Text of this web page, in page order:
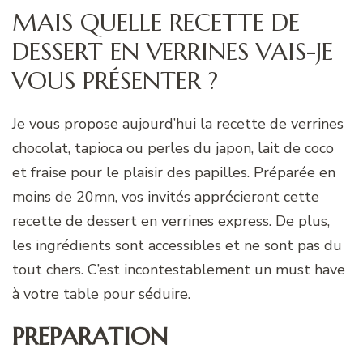
MAIS QUELLE RECETTE DE
DESSERT EN VERRINES VAIS-JE
VOUS PRÉSENTER ?
Je vous propose aujourd’hui la recette de verrines
chocolat, tapioca ou perles du japon, lait de coco
et fraise pour le plaisir des papilles. Préparée en
moins de 20mn, vos invités apprécieront cette
recette de dessert en verrines express. De plus,
les ingrédients sont accessibles et ne sont pas du
tout chers. C’est incontestablement un must have
à votre table pour séduire.
PREPARATION